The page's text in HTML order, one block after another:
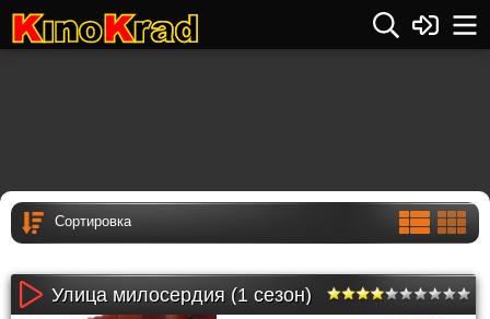
Улица милосердия (1 сезон)